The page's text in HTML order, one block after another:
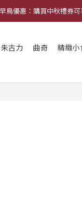
鳥優惠：購買中秋禮券
鳥優惠：購買中秋禮券
網店限定︰現金禮券買20張
朱古力 曲奇 精緻小